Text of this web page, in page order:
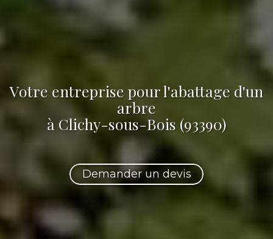
Votre entreprise pour l'abattage d'un
arbre
à Clichy-sous-Bois (93390)
Demander un devis